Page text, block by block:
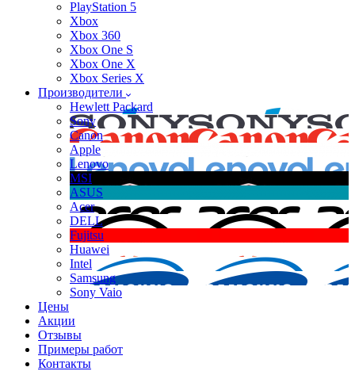
PlayStation 5
Xbox
Xbox 360
Xbox One S
Xbox One X
Xbox Series X
Производители
Hewlett Packard
Sony
Canon
Apple
Lenovo
MSI
ASUS
Acer
DELL
Fujitsu
Huawei
Intel
Samsung
Sony Vaio
Цены
Акции
Отзывы
Примеры работ
Контакты